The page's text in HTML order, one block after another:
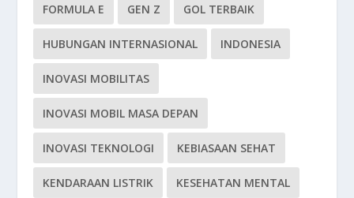
FORMULA E GEN Z GOL TERBAIK
HUBUNGAN INTERNASIONAL INDONESIA
INOVASI MOBILITAS
INOVASI MOBIL MASA DEPAN
INOVASI TEKNOLOGI KEBIASAAN SEHAT
KENDARAAN LISTRIK KESEHATAN MENTAL